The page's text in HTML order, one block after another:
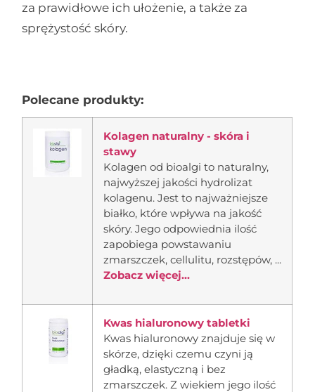
za prawidłowe ich ułożenie, a także za
sprężystość skóry.
Polecane produkty:
Kolagen naturalny - skóra i
stawy
Kolagen od bioalgi to naturalny,
najwyższej jakości hydrolizat
kolagenu. Jest to najważniejsze
białko, które wpływa na jakość
skóry. Jego odpowiednia ilość
zapobiega powstawaniu
zmarszczek, cellulitu, rozstępów, ...
Zobacz więcej...
Kwas hialuronowy tabletki
Kwas hialuronowy znajduje się w
skórze, dzięki czemu czyni ją
gładką, elastyczną i bez
zmarszczek. Z wiekiem jego ilość